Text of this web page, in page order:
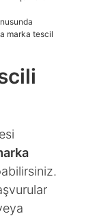
marka tescil